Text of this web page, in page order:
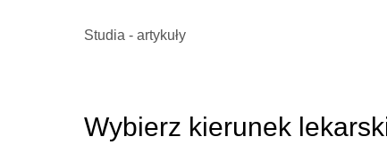
Studia - artykuły
Wybierz kierunek